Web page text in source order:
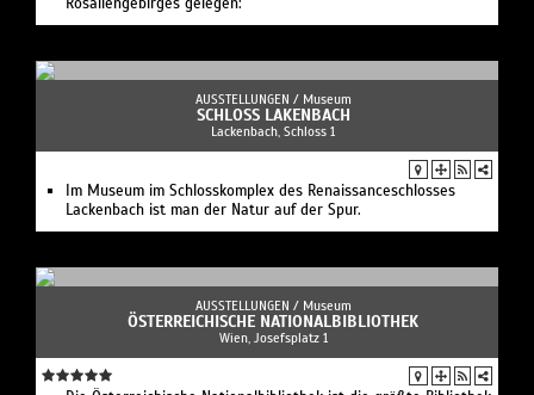
AUSSTELLUNGEN / Museum
SCHLOSS LAKENBACH
Lackenbach, Schloss 1
Im Museum im Schlosskomplex des Renaissanceschlosses
Lackenbach ist man der Natur auf der Spur.
AUSSTELLUNGEN / Museum
ÖSTERREICHISCHE NATIONALBIBLIOTHEK
Wien, Josefsplatz 1